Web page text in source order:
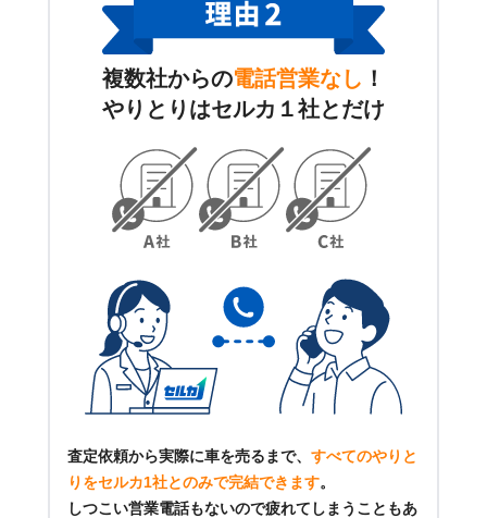
複数社からの電話営業なし ！
やりとりはセルカ１社とだけ
査定依頼から実際に車を売るまで、 すべてのやりと
りをセルカ1社とのみで完結できます。
しつこい営業電話もないので疲れてしまうこともあ